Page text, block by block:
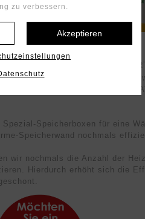
think
-
Wärme-
aufgebauten
Speicher­boxen für eine
Speicher­wand nochmals
wir nochmals die Anzahl der
Hier­durch erhöht sich die
zu verbessern.
Akzeptieren